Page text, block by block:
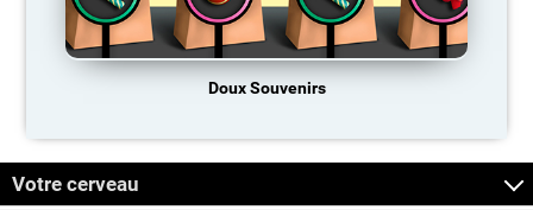
Doux Souvenirs
Votre cerveau